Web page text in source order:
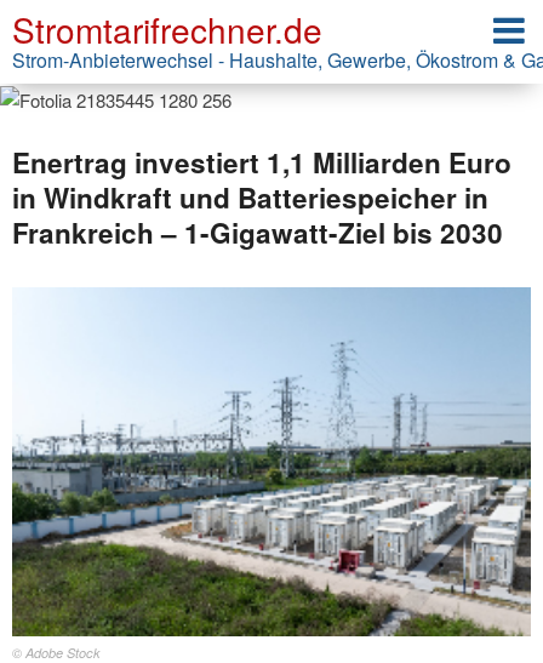
Stromtarifrechner.de
Strom-Anbieterwechsel - Haushalte, Gewerbe, Ökostrom &
Enertrag investiert 1,1 Milliarden Euro
in Windkraft und Batteriespeicher in
Frankreich – 1-Gigawatt-Ziel bis 2030
© Adobe Stock